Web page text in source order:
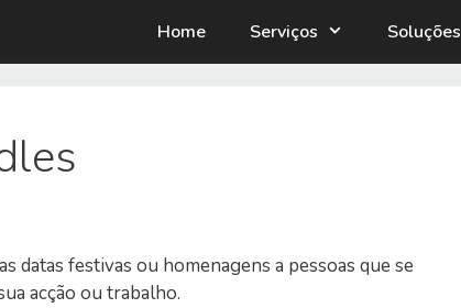
Home Serviços Soluções
datas festivas ou homenagens a pessoas que se
acção ou trabalho.